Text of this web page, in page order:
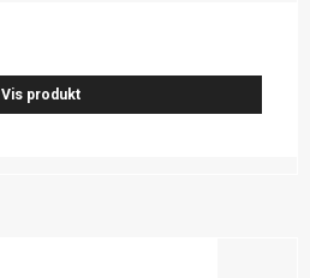
Vis produkt